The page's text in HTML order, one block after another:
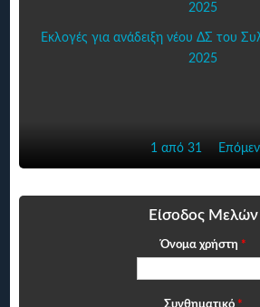
2025
Εκλογές για ανάδειξη νέου ΔΣ του
2025
1 από 31
Είσοδος Μελών
Όνομα χρήστη *
Συνθηματικό *